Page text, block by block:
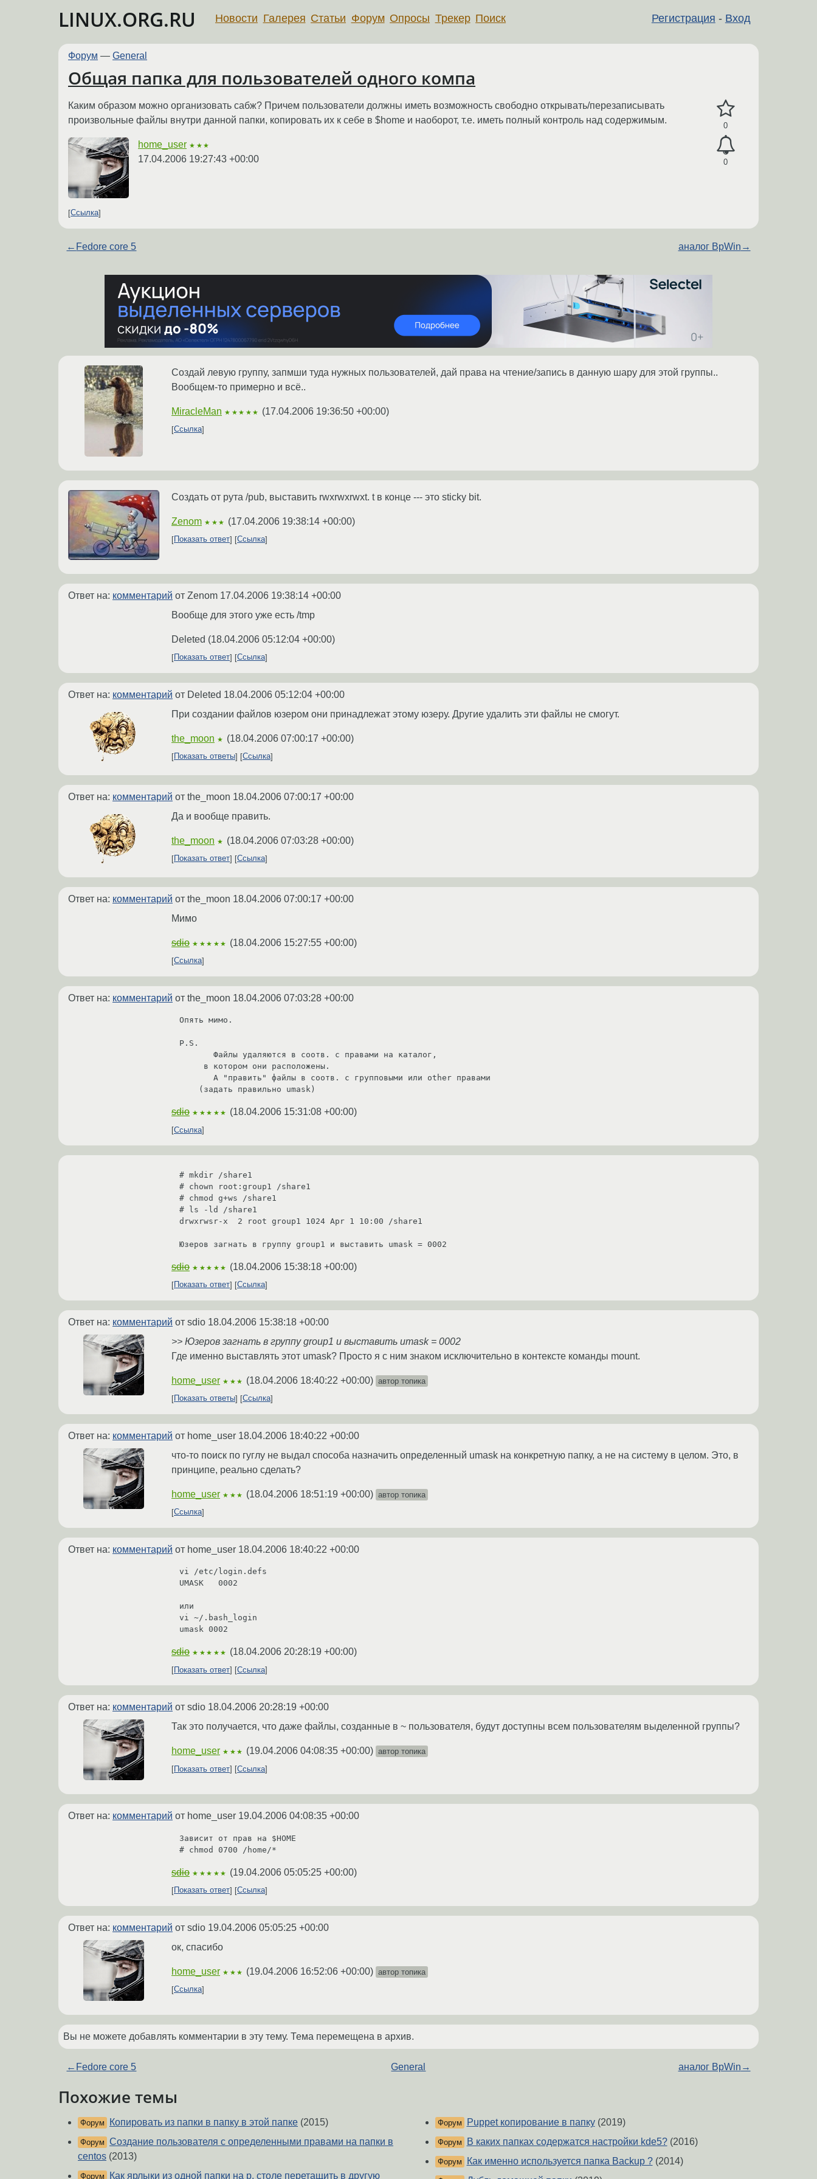
LINUX.ORG.RU Регистрация - Вход
Новости Галерея Статьи Форум Опросы Трекер Поиск
Форум — General
Общая папка для пользователей одного компа
0
0
Каким образом можно организовать сабж? Причем пользователи должны иметь возможность свободно открывать/перезаписывать
произвольные файлы внутри данной папки, копировать их к себе в $home и наоборот, т.е. иметь полный контроль над содержимым.
home_user ★★★
17.04.2006 19:27:43 +00:00
Ссылка
← Fedore core 5 аналог BpWin →
Создай левую группу, запмши туда нужных пользователей, дай права на чтение/запись в данную шару для этой группы..
Вообщем-то примерно и всё..
MiracleMan ★★★★★ (17.04.2006 19:36:50 +00:00)
Ссылка
Создать от рута /pub, выставить rwxrwxrwxt. t в конце --- это sticky bit.
Zenom ★★★ (17.04.2006 19:38:14 +00:00)
Показать ответ Ссылка
Ответ на: комментарий от Zenom 17.04.2006 19:38:14 +00:00
Вообще для этого уже есть /tmp
Deleted (18.04.2006 05:12:04 +00:00)
Показать ответ Ссылка
Ответ на: комментарий от Deleted 18.04.2006 05:12:04 +00:00
При создании файлов юзером они принадлежат этому юзеру. Другие удалить эти файлы не смогут.
the_moon ★ (18.04.2006 07:00:17 +00:00)
Показать ответы Ссылка
Ответ на: комментарий от the_moon 18.04.2006 07:00:17 +00:00
Да и вообще править.
the_moon ★ (18.04.2006 07:03:28 +00:00)
Показать ответ Ссылка
Ответ на: комментарий от the_moon 18.04.2006 07:00:17 +00:00
Мимо
sdio ★★★★★ (18.04.2006 15:27:55 +00:00)
Ссылка
Ответ на: комментарий от the_moon 18.04.2006 07:03:28 +00:00
Опять мимо.
P.S.
    (задать правильно umask)
sdio ★★★★★ (18.04.2006 15:31:08 +00:00)
Ссылка
# mkdir /share1
# chown root:group1 /share1
# chmod g+ws /share1
# ls -ld /share1
drwxrwsr-x  2 root group1 1024 Apr 1 10:00 /share1
sdio ★★★★★ (18.04.2006 15:38:18 +00:00)
Показать ответ Ссылка
Ответ на: комментарий от sdio 18.04.2006 15:38:18 +00:00
>> Юзеров загнать в группу group1 и выставить umask = 0002
Где именно выставлять этот umask? Просто я с ним знаком исключительно в контексте команды mount.
home_user ★★★ (18.04.2006 18:40:22 +00:00) автор топика
Показать ответы
Ссылка
Ответ на: комментарий от home_user 18.04.2006 18:40:22 +00:00
что-то поиск по гуглу не выдал способа назначить определенный umask на конкретную папку, а не на систему в целом. Это, в
принципе, реально сделать?
home_user ★★★ (18.04.2006 18:51:19 +00:00) автор топика
Ссылка
Ответ на: комментарий от home_user 18.04.2006 18:40:22 +00:00
vi /etc/login.defs
UMASK   0002
или
vi ~/.bash_login
umask 0002
sdio ★★★★★ (18.04.2006 20:28:19 +00:00)
Показать ответ Ссылка
Ответ на: комментарий от sdio 18.04.2006 20:28:19 +00:00
Так это получается, что даже файлы, созданные в ~ пользователя, будут доступны всем пользователям выделенной группы?
home_user ★★★ (19.04.2006 04:08:35 +00:00) автор топика
Показать ответ
Ссылка
Ответ на: комментарий от home_user 19.04.2006 04:08:35 +00:00
Зависит от прав на $HOME
# chmod 0700 /home/*
sdio ★★★★★ (19.04.2006 05:05:25 +00:00)
Показать ответ Ссылка
Ответ на: комментарий от sdio 19.04.2006 05:05:25 +00:00
ок, спасибо
home_user ★★★ (19.04.2006 16:52:06 +00:00) автор топика
Ссылка
Вы не можете добавлять комментарии в эту тему. Тема перемещена в архив.
← Fedore core 5 General аналог BpWin →
Похожие темы
Форум Копировать из папки в папку в этой папке (2015)
Форум Создание пользователя с определенными правами на папки в
centos (2013)
Форум Как ярлыки из одной папки на р. столе перетащить в другую
Форум Puppet копирование в папку(2019)
Форум В каких папках содержатся настройки kde5?(2016)
Форум Как именно используется папка Backup ?(2014)